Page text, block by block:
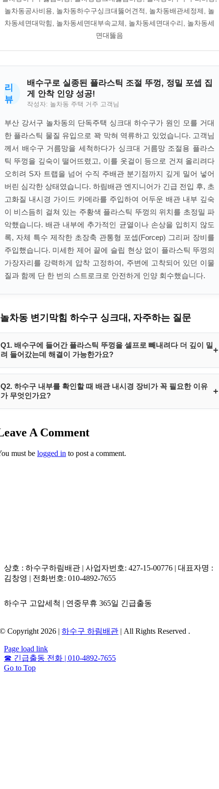
놀차동공사비용, 놀차동하수구싱크대뚫어견적, 놀차동배관세정제, 놀
차동세면대막힘, 놀차동세면대부속교체, 놀차동세면대수리, 놀차동세
면대뚫음
리
뷰
배수구로 실종된 플라스틱 조절 뚜껑, 정밀 포셉 집
게 안착 인양 성공!
작성자: 놀차동 주택 거주 고객님
부산 강서구 놀차동의 단독주택 싱크대 하수구가 원인 모를 거대
한 플라스틱 물질 유입으로 꽉 막혀 역류하고 있었습니다. 고객님
께서 배수구 거름망을 세척하다가 싱크대 거름망 조절용 플라스
틱 뚜껑을 깊숙이 떨어뜨렸고, 이를 옷걸이 등으로 건져 올리려다
오히려 S자 트랩을 넘어 수직 주배관 분기점까지 깊게 밀어 넣어
버린 심각한 상태였습니다. 하림배관 엔지니어가 긴급 전입 후, 초
고화질 내시경 가이드 카메라를 주입하여 어두운 배관 내부 깊숙
이 비스듬히 걸쳐 있는 주황색 플라스틱 뚜껑의 위치를 초정밀 파
악했습니다. 배관 내부에 추가적인 균열이나 손상을 입히지 않도
록, 자체 특수 제작한 초장축 관통형 포셉(Forcep) 그리퍼 장비를
주입했습니다. 미세한 제어 끝에 슬립 현상 없이 플라스틱 뚜껑의
가장자리를 강력하게 압착 고정하여, 주변에 고착되어 있던 이물
질과 함께 단 한 번의 스트로크로 안전하게 인양 회수했습니다.
놀차동 변기막힘 하수구 싱크대, 자주하는 질문
Q1. 배수구에 들어간 플라스틱 뚜껑을 셀프로 빼내려다 더 깊이 밀
려 들어갔는데 해결이 가능한가요?
+
넘어 주배관 속으로 깊이 들어가거나 파이프가 파손될 위험이 큽니다. 하
림배관은 정밀 초소형 고화질 배관 내시경으로 내부 고착 형태와 깊이를
전하게 원형 그대로 인양 추출할 수 있습니다.
Q2. 하수구 내부를 확인할 때 배관 내시경 장비가 꼭 필요한 이유
가 무엇인가요?
+
없이 장비를 가동할 경우 파이프 벽면을 타격해 누수를 유발하거나 막힘
류(플라스틱, 유지방 고착물 등)와 배관 내부의 미세 균열, 기울기 역경사
A Comment
must be logged in to post a comment.
상호 : 하수구하림배관 | 사업자번호: 427-15-00776 | 대표자명 :
김창영 | 전화번호: 010-4892-7655
하수구 고압세척 | 연중무휴 365일 긴급출동
© Copyright 2026 |하수구 하림배관 | All Rights Reserved .
Page load link
☎ 긴급출동 전화 | 010-4892-7655
Go to Top